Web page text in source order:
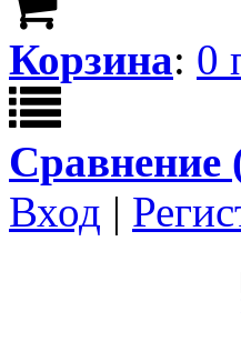
Корзина: 0
Сравнение
Вход |